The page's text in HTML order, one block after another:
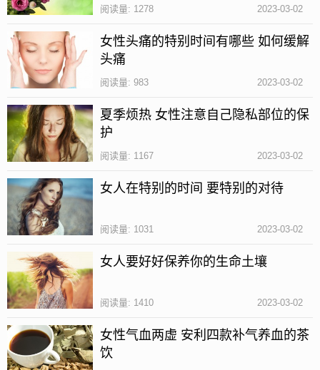
山药参术茶具有很好的健脾益胃、滋阴补气的功效。
适用于脾胃气虚、食欲寡淡、舌苔厚重的人群。
做法：山药5克、白术3克、党参3克。将三味中药材用
清水洗净，加入开水冲泡，当成日常的饮品，可以适
当的加入一些蜂蜜口感更佳。
黄芪茶有哪些功效
2023-03-02
阅读量: 1278
女性头痛的特别时间有哪些 如何缓解
头痛
2023-03-02
阅读量: 983
夏季烦热 女性注意自己隐私部位的保
护
2023-03-02
阅读量: 1167
女人在特别的时间 要特别的对待
2023-03-02
阅读量: 1031
女人要好好保养你的生命土壤
2023-03-02
阅读量: 1410
女性气血两虚 安利四款补气养血的茶
饮